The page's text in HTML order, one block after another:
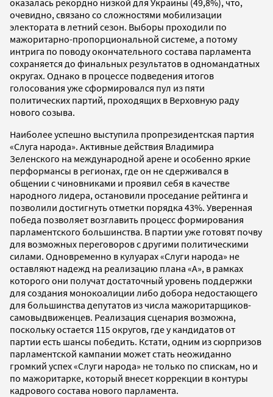
очевидно, связано со сложностями мобилизации
электората в летний сезон. Выборы проходили по
мажоритарно-пропорциональной системе, а потому
интрига по поводу окончательного состава парламента
сохраняется до финальных результатов в одномандатных
округах. Однако в процессе подведения итогов
голосования уже сформировался пул из пяти
политических партий, проходящих в Верховную раду
нового созыва.
Наиболее успешно выступила пропрезидентская партия
«Слуга народа». Активные действия Владимира
Зеленского на международной арене и особенно яркие
перформансы в регионах, где он не сдерживался в
общении с чиновниками и проявил себя в качестве
народного лидера, остановили проседание рейтинга и
позволили достигнуть отметки порядка 43%. Уверенная
победа позволяет возглавить процесс формирования
парламентского большинства. В партии уже готовят почву
для возможных переговоров с другими политическими
силами. Одновременно в кулуарах «Слуги народа» не
оставляют надежд на реализацию плана «А», в рамках
которого они получат достаточный уровень поддержки
для создания монокоалиции либо добора недостающего
для большинства депутатов из числа мажоритарщиков-
самовыдвиженцев. Реализация сценария возможна,
поскольку остается 115 округов, где у кандидатов от
партии есть шансы победить. Кстати, одним из сюрпризов
парламентской кампании может стать неожиданно
громкий успех «Слуги народа» не только по спискам, но и
по мажоритарке, который внесет коррекции в контуры
кадрового состава нового парламента.